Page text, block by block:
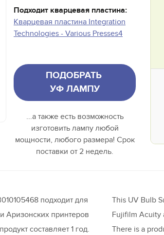
Подходит кварцевая пластина:
Кварцевая пластина Integration
Technologies - Various Presses4
ПОДОБРАТЬ
УФ ЛАМПУ
...а также есть возможность
изготовить лампу любой
мощности, любого размера! Срок
поставки от 2 недель.
подходит для
Аризонских принтеров
составляет 1 год.
This UV Bulb
Fujifilm Acuity
There is a